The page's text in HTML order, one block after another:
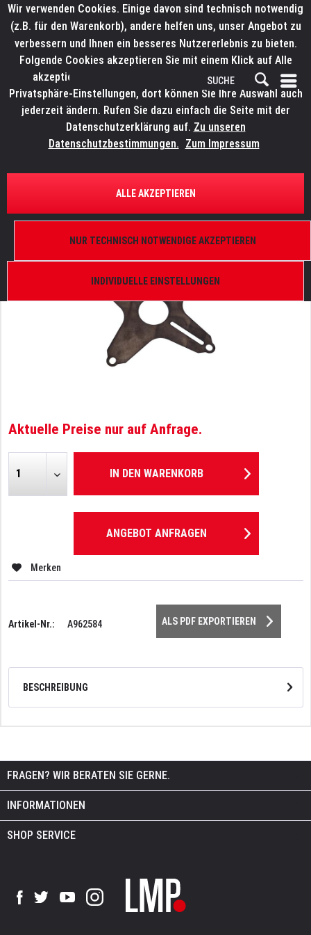
ÜBERSICHT ERSATZTEILE
Robin MMX Blade, Robin DL4S Profile
Aktuelle Preise nur auf Anfrage.
IN DEN WARENKORB
ANGEBOT ANFRAGEN
Merken
Artikel-Nr.: A962584 ALS PDF EXPORTIEREN
BESCHREIBUNG
FRAGEN? WIR BERATEN SIE GERNE.
INFORMATIONEN
SHOP SERVICE
Wir verwenden Cookies. Einige davon sind technisch notwendig
(z.B. für den Warenkorb), andere helfen uns, unser Angebot zu
verbessern und Ihnen ein besseres Nutzererlebnis zu bieten.
Folgende Cookies akzeptieren Sie mit einem Klick auf Alle
akzeptieren. Weitere Informationen finden Sie in den
Privatsphäre-Einstellungen, dort können Sie Ihre Auswahl auch
jederzeit ändern. Rufen Sie dazu einfach die Seite mit der
Datenschutzerklärung auf. Zu unseren
Datenschutzbestimmungen. Zum Impressum
INDIVIDUELLE EINSTELLUNGEN
NUR TECHNISCH NOTWENDIGE AKZEPTIEREN
ALLE AKZEPTIEREN